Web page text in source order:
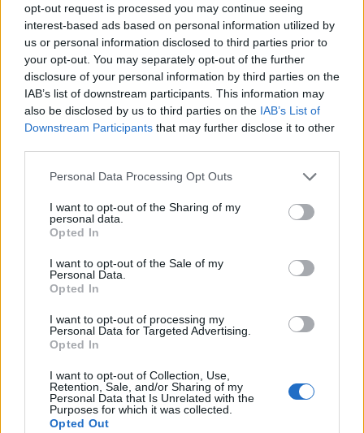
opt-out request is processed you may continue seeing
interest-based ads based on personal information utilized by
us or personal information disclosed to third parties prior to
your opt-out. You may separately opt-out of the further
disclosure of your personal information by third parties on the
IAB’s list of downstream participants. This information may
also be disclosed by us to third parties on the IAB’s List of
Downstream Participants that may further disclose it to other
Personal Data Processing Opt Outs
I want to opt-out of the Sharing of my
personal data.
Opted In
I want to opt-out of the Sale of my
Personal Data.
Opted In
I want to opt-out of processing my
Personal Data for Targeted Advertising.
Opted In
I want to opt-out of Collection, Use,
Retention, Sale, and/or Sharing of my
Personal Data that Is Unrelated with the
Purposes for which it was collected.
Opted Out
Voksne brugder kan ifølge Lex.dk blive over 10
meter lange.
Usædvanligt syn
Ifølge Annika Thomsen er det usædvanligt at se
en brugde så tæt på kysten i Kattegat.
Arten ses blandt andet omkring England, Skotland
og Irland og kan også forekomme længere ude i
Nordsøen.
- Det er lidt usædvanligt, at den er lige her. Man
kan godt opleve dem tættere på kysten andre
steder, men ikke normalt her, siger hun.
Hvorfor brugden er kommet så tæt på stranden
ved Ålbæk, er svært at sige.
En mulig forklaring kan være, at den har fulgt
08. august 2026 kl. 14.00
NORDJYLLAND: Når solen går mod horisonten
onsdag 12. august, bliver det ikke en helt
almindelig sommeraften.
Nordjyder får nemlig mulighed for at opleve den
kraftigste delvise solformørkelse, der kan ses fra
Danmark frem til 2048.
Over hele landet vil Månen bevæge sig ind foran
Solen, og afhængigt af hvor i Danmark man
befinder sig, vil op mod 86 procent af Solens skive
være dækket.
Det oplyser sol26 i en pressemeddelelse.
Formørkelsen topper omkring klokken 20.00, kort
før solnedgang, hvilket giver gode muligheder for
at opleve fænomenet fra steder med frit udsyn
Del artikel
Kategorier